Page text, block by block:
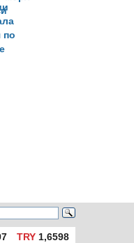
по
TRY1,6598